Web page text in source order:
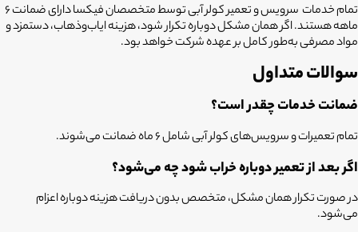
تمام خدمات سرویس و تعمیر کولر آبی توسط متخصصان فیکسا دارای ضمانت ۶
ماهه هستند. اگر همان مشکل دوباره تکرار شود، هزینه ایاب‌وذهاب، دستمزد و
مواد مصرفی به‌طور کامل بر عهده شرکت خواهد بود.
سوالات متداول
ضمانت خدمات چقدر است؟
تمام تعمیرات و سرویس‌های کولر آبی شامل ۶ ماه ضمانت می‌شوند.
اگر بعد از تعمیر دوباره خراب شود چه می‌شود؟
در صورت تکرار همان مشکل، متخصص بدون دریافت هزینه دوباره اعزام
می‌شود.